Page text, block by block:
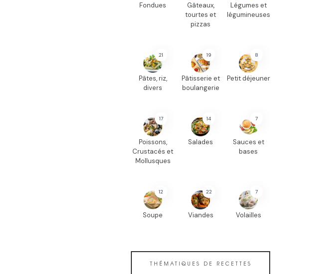
Fondues
Gâteaux,
tourtes et
pizzas
Légumes et
légumineuses
21
Pâtes, riz,
divers
19
Pâtisserie et
boulangerie
8
Petit déjeuner
17
Poissons,
Crustacés et
Mollusques
14
Salades
7
Sauces et
bases
12
Soupe
22
Viandes
7
Volailles
THÉMATIQUES DE RECETTES